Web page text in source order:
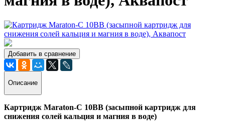
Добавить в сравнение
Описание
Картридж Maraton-C 10BB (засыпной картридж для
снижения солей кальция и магния в воде)